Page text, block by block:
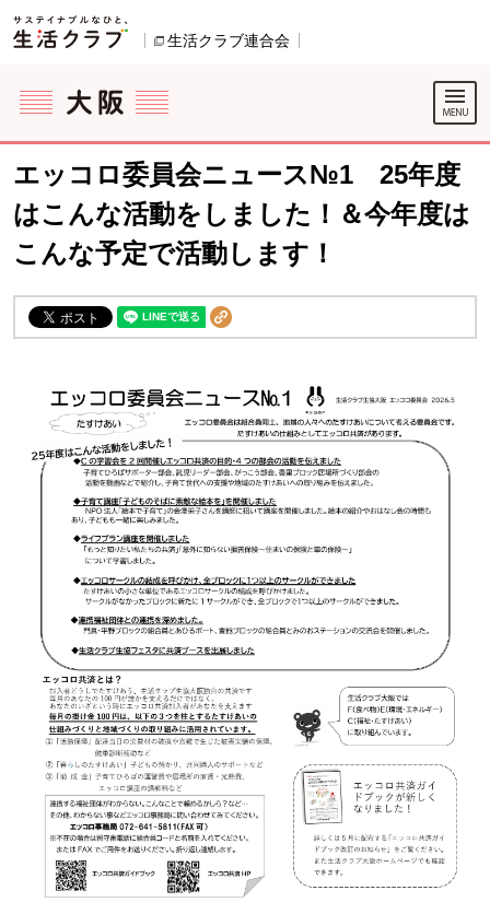
ページの先頭です。
生活クラブ連合会
ここからサイト内共通メニューです。
サイト内共通メニューをスキップする
サイト内共通メニューここまで。
エッコロ委員会ニュース№1 25年度
はこんな活動をしました！＆今年度は
こんな予定で活動します！